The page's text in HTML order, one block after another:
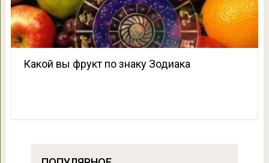
Какой вы фрукт по знаку Зодиака